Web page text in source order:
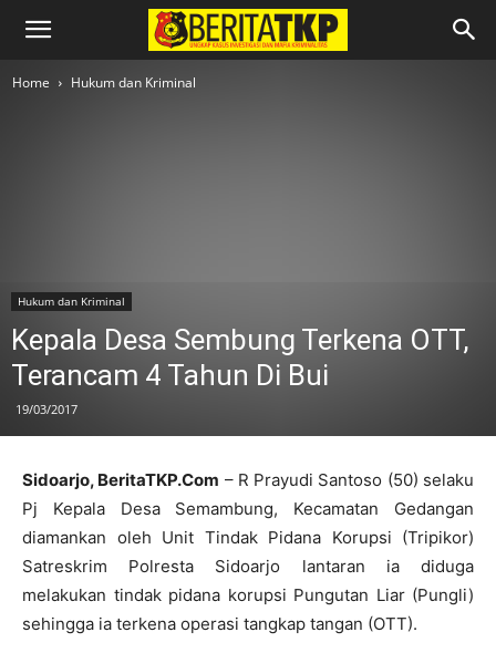
Home Hukum dan Kriminal
Hukum dan Kriminal
Kepala Desa Sembung Terkena OTT,
Terancam 4 Tahun Di Bui
19/03/2017
Sidoarjo, BeritaTKP.Com – R Prayudi Santoso (50) selaku
Pj Kepala Desa Semambung, Kecamatan Gedangan
diamankan oleh Unit Tindak Pidana Korupsi (Tripikor)
Satreskrim Polresta Sidoarjo lantaran ia diduga
melakukan tindak pidana korupsi Pungutan Liar (Pungli)
sehingga ia terkena operasi tangkap tangan (OTT).